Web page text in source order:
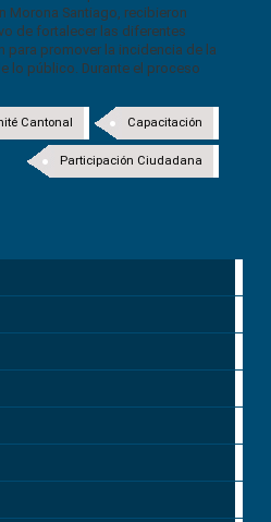
Morona Santiago, recibieron
de fortalecer las diferentes
para promover la incidencia de la
lo público. Durante el proceso
Capacitación
Cantonal
Participación Ciudadana